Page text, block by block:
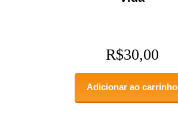
R$30,00
Adicionar ao carrinho